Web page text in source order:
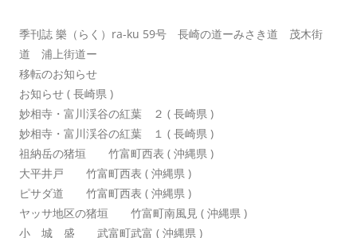
季刊誌 樂（らく）ra-ku 59号 長崎の道ーみさき道 茂木街
道 浦上街道ー
移転のお知らせ
お知らせ ( 長崎県 )
妙相寺・富川渓谷の紅葉 ２ ( 長崎県 )
妙相寺・富川渓谷の紅葉 １ ( 長崎県 )
祖納岳の猪垣 竹富町西表 ( 沖縄県 )
大平井戸 竹富町西表 ( 沖縄県 )
ピサダ道 竹富町西表 ( 沖縄県 )
ヤッサ地区の猪垣 竹富町南風見 ( 沖縄県 )
小 城 盛 武富町武富 ( 沖縄県 )